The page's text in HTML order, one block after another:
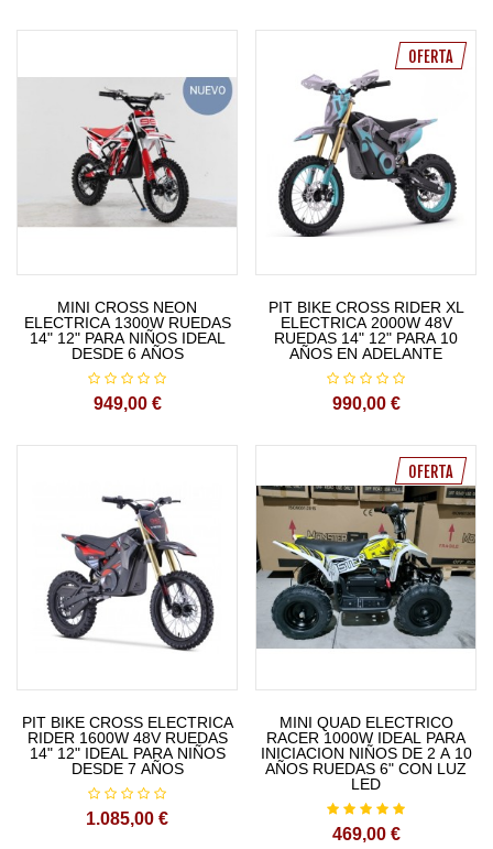
MINI CROSS NEON
ELECTRICA 1300W RUEDAS
14" 12" PARA NIÑOS IDEAL
DESDE 6 AÑOS
949,00 €
OFERTA
PIT BIKE CROSS RIDER XL
ELECTRICA 2000W 48V
RUEDAS 14" 12" PARA 10
AÑOS EN ADELANTE
990,00 €
PIT BIKE CROSS ELECTRICA
RIDER 1600W 48V RUEDAS
14" 12" IDEAL PARA NIÑOS
DESDE 7 AÑOS
1.085,00 €
OFERTA
MINI QUAD ELECTRICO
RACER 1000W IDEAL PARA
INICIACION NIÑOS DE 2 A 10
AÑOS RUEDAS 6" CON LUZ
LED
469,00 €